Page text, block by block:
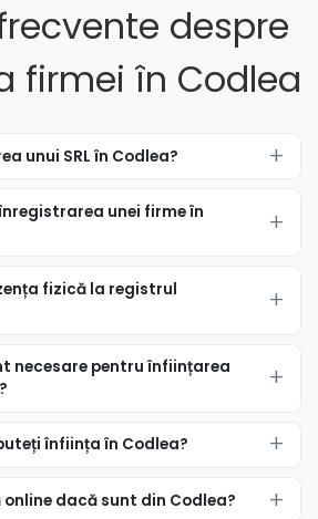
despre
firmei în Codlea
unui SRL în Codlea?
unei firme în
fizică la registrul
necesare pentru înființarea
înființa în Codlea?
dacă sunt din Codlea?